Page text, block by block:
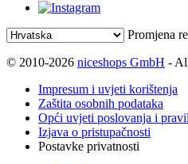
Promjena
© 2010-2026 niceshops GmbH -
Impresum i uvjeti korištenja
Zaštita osobnih podataka
Opći uvjeti poslovanja i
Izjava o pristupačnosti
Postavke privatnosti